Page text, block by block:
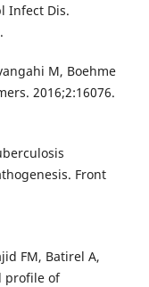
Infect Dis.
M, Boehme
2016;2:16076.
Front
FM, Batirel A,
profile of